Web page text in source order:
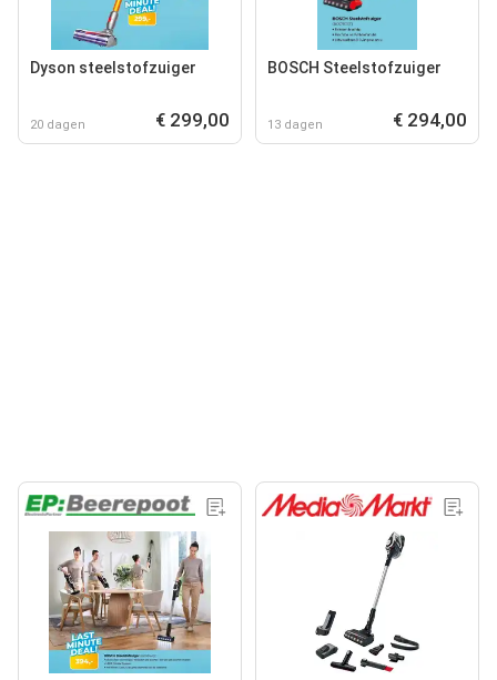
Dyson steelstofzuiger
20 dagen € 299,00
BOSCH Steelstofzuiger
13 dagen € 294,00